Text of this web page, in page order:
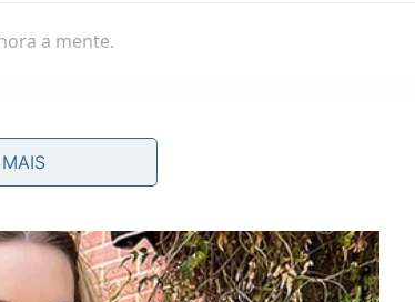
a mente.
dos membros inferiores.
impactos negativos nas articulações inferiores
locais planos ajuda a estabilizar os passos e